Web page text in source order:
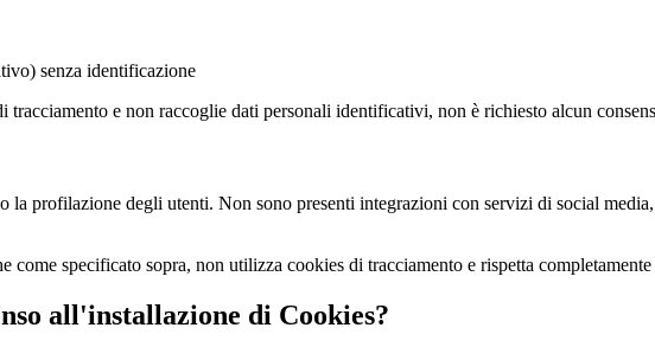
senza identificazione
e non raccoglie dati personali identificativi, non è richiesto alcun
la profilazione degli utenti. Non sono presenti integrazioni con servizi di social
specificato sopra, non utilizza cookies di tracciamento e rispetta
all'installazione di Cookies?